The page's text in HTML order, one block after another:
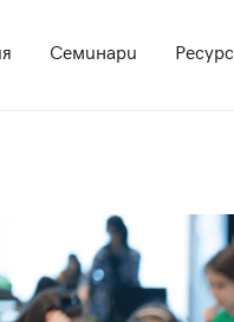
Семинари